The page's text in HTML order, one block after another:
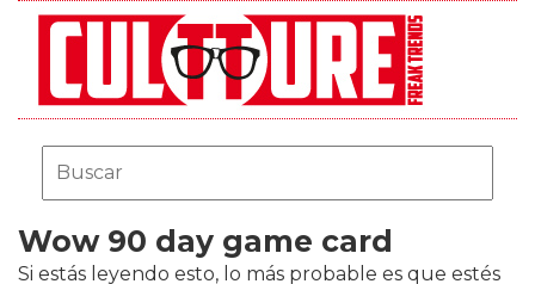
Wow 90 day game card
Si estás leyendo esto, lo más probable es que estés